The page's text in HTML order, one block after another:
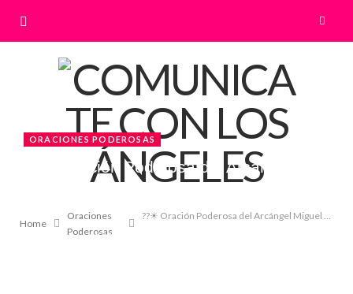
Home
Oraciones
Poderosas
??☀ Oración Poderosa del Arcángel Miguel – SOLUCIONES MILAGROSAS☀??
ORACIONES PODEROSAS
??☀ Oración Poderosa del Arcángel
29 SEPTIEMBRE, 2020